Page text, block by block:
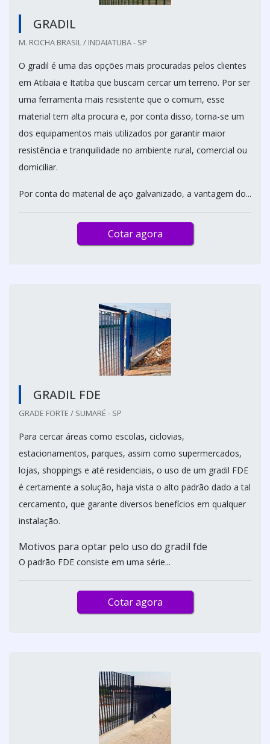
GRADIL
M. ROCHA BRASIL / INDAIATUBA - SP
O gradil é uma das opções mais procuradas pelos clientes
em Atibaia e Itatiba que buscam cercar um terreno. Por ser
uma ferramenta mais resistente que o comum, esse
material tem alta procura e, por conta disso, torna-se um
dos equipamentos mais utilizados por garantir maior
resistência e tranquilidade no ambiente rural, comercial ou
domiciliar.
Por conta do material de aço galvanizado, a vantagem do...
Cotar agora
GRADIL FDE
GRADE FORTE / SUMARÉ - SP
Para cercar áreas como escolas, ciclovias,
estacionamentos, parques, assim como supermercados,
lojas, shoppings e até residenciais, o uso de um gradil FDE
é certamente a solução, haja vista o alto padrão dado a tal
cercamento, que garante diversos benefícios em qualquer
instalação.
Motivos para optar pelo uso do gradil fde
O padrão FDE consiste em uma série...
Cotar agora